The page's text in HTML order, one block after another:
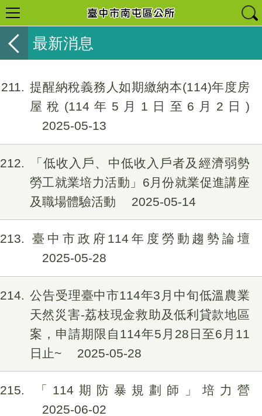
最新消息
211
提醒納稅義務人如期繳納本(114)年度房
屋稅(114年5月1日至6月2日)
2025-05-13
212
「低收入戶、中低收入戶者及經濟弱勢
勞工就業培力活動」6月份就業促進講座
及職場體驗活動
2025-05-14
213
臺中市政府114年度勞動趨勢論壇
2025-05-28
214
公告受理臺中市114年3月中旬低溫農業
天然災害-荔枝現金救助及低利貸款地區
案，申請期限自114年5月28日至6月11
日止~
2025-05-28
215
「114期防暴規劃師」培力營
2025-06-02